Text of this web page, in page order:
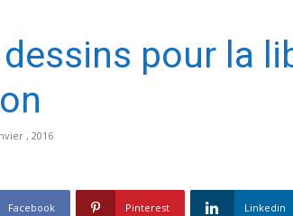
pour la
, 2016
Facebook Pinterest Linkedin